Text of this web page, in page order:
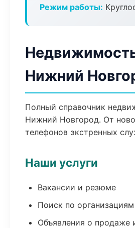
Режим работы:
Нижний
Полный справочник
Нижний Новгород. От
телефонов экстренных
Наши услуги
Вакансии и резюме
Поиск по
Объявления о продаже